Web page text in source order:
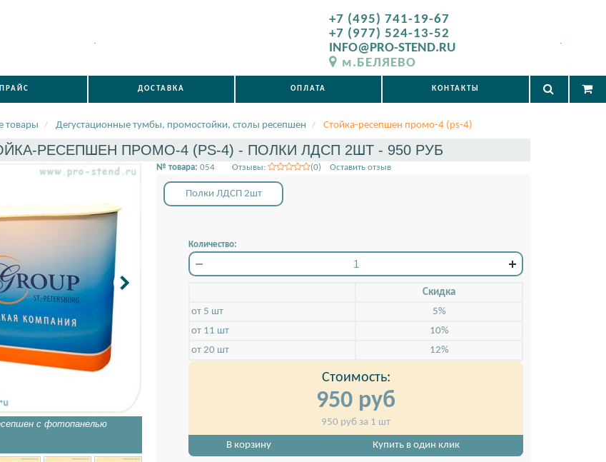
.
+7 (495) 741-19-67
+7 (977) 524-13-52
INFO@PRO-STEND.RU
м.БЕЛЯЕВО
.
ПРАЙС ДОСТАВКА ОПЛАТА КОНТАКТЫ
товары Дегустационные тумбы, промостойки, столы ресепшен Стойка-ресепшен промо-4 (ps-4)
РЕСЕПШЕН ПРОМО-4 (PS-4) - ПОЛКИ ЛДСП 2ШТ - 950 РУБ
с фотопанелью
№ товара: 054 Отзывы: (0) Оставить отзыв
Полки ЛДСП 2шт
Количество:
Скидкa
от 5 шт
5%
от 11 шт
10%
от 20 шт
12%
Стоимость:
950 руб
950 руб за 1 шт
В корзину Купить в один клик